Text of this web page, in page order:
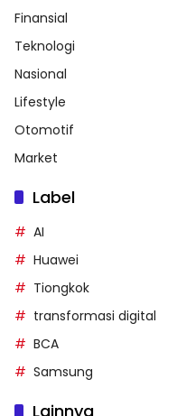
Finansial
Teknologi
Nasional
Lifestyle
Otomotif
Market
Label
AI
Huawei
Tiongkok
transformasi digital
BCA
Samsung
Lainnya